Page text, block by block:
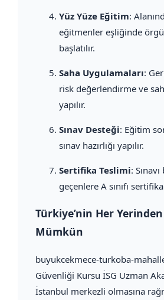
Yüz Yüze Eğitim:
eğitmenler eşliğinde
başlatılır.
Saha Uygulamaları:
risk değerlendirme ve
yapılır.
Sınav Desteği: Eğitim
sınav hazırlığı yapılır.
Sertifika Teslimi:
geçenlere A sınıfı
Türkiye’nin Her Yerinden
Mümkün
buyukcekmece-turkoba-
Güvenliği Kursu İSG Uzman
İstanbul merkezli olmasına